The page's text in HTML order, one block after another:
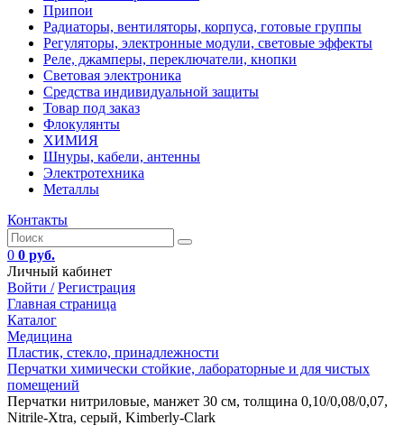
Припои
Радиаторы, вентиляторы, корпуса, готовые группы
Регуляторы, электронные модули, световые эффекты
Реле, джамперы, переключатели, кнопки
Световая электроника
Средства индивидуальной защиты
Товар под заказ
Флокулянты
ХИМИЯ
Шнуры, кабели, антенны
Электротехника
Металлы
Контакты
0 0 руб.
Личный кабинет
Войти / Регистрация
Главная страница
Каталог
Медицина
Пластик, стекло, принадлежности
Перчатки химически стойкие, лабораторные и для чистых
помещений
Перчатки нитриловые, манжет 30 см, толщина 0,10/0,08/0,07,
Nitrile-Xtra, серый, Kimberly-Clark